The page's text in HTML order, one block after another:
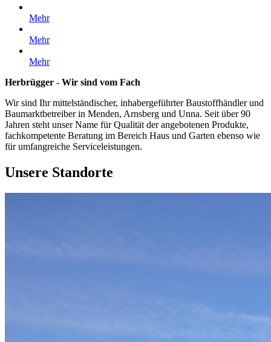
Mehr
Mehr
Mehr
Herbrügger - Wir sind vom Fach
Wir sind Ihr mittelständischer, inhabergeführter Baustoffhändler und
Baumarktbetreiber in Menden, Arnsberg und Unna. Seit über 90
Jahren steht unser Name für Qualität der angebotenen Produkte,
fachkompetente Beratung im Bereich Haus und Garten ebenso wie
für umfangreiche Serviceleistungen.
Unsere Standorte